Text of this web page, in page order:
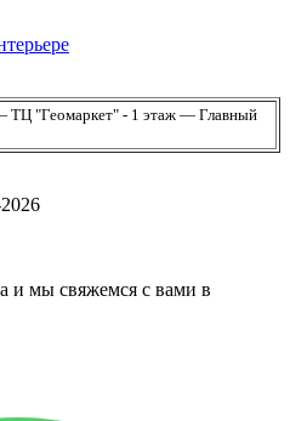
ТЦ "Геомаркет" - 1 этаж — Главный
и мы свяжемся с вами в